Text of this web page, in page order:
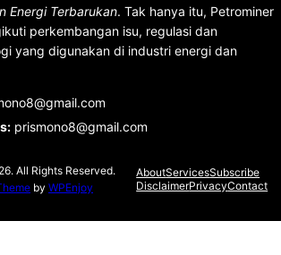
Energi Terbarukan. Tak hanya itu, Petrominer
perkembangan isu, regulasi dan
yang digunakan di industri energi dan
: prismono8@gmail.com
All Rights Reserved.
by WPEnjoy
AboutServicesSubscribe
DisclaimerPrivacyContact